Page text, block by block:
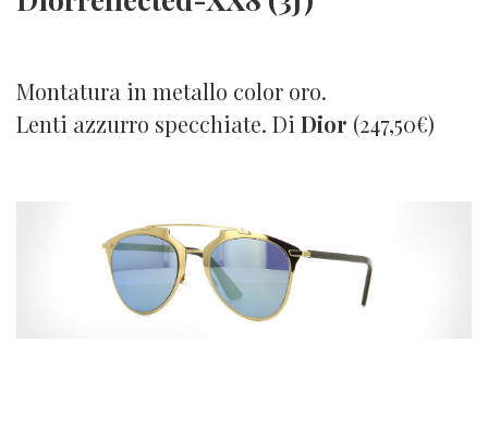
Montatura in metallo color oro.
Lenti azzurro specchiate. Di Dior (247,50€)